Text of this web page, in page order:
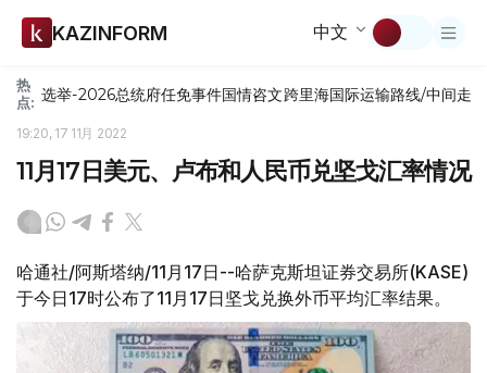
KAZINFORM 中文
热
点: 选举-2026总统府任免事件国情咨文跨里海国际运输路线/中间走廊
19:20, 17 11月 2022
11月17日美元、卢布和人民币兑坚戈汇率情况
哈通社/阿斯塔纳/11月17日--哈萨克斯坦证券交易所(KASE)
于今日17时公布了11月17日坚戈兑换外币平均汇率结果。